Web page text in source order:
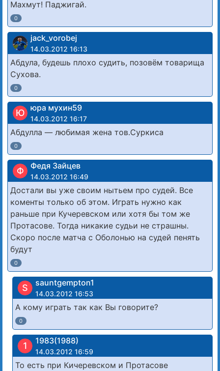
Махмут! Паджигай.
0
jack_vorobej
14.03.2012 16:13
Абдула, будешь плохо судить, позовём товарища
Сухова.
0
Ю юра мухин59
14.03.2012 16:17
Абдулла — любимая жена тов.Суркиса
0
Ф Федя Зайцев
14.03.2012 16:49
Достали вы уже своим нытьем про судей. Все
коменты только об этом. Играть нужно как
раньше при Кучеревском или хотя бы том же
Протасове. Тогда никакие судьи не страшны.
Скоро после матча с Оболонью на судей пенять
будут
0
S sauntgempton1
14.03.2012 16:53
А кому играть так как Вы говорите?
0
1 1983(1988)
14.03.2012 16:59
То есть при Кичеревском и Протасове